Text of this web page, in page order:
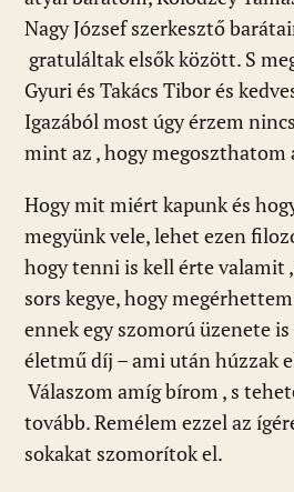
Nagy József szerkesztő
gratuláltak elsők között. S
Gyuri és Takács Tibor és
Igazából most úgy érzem
mint az , hogy megoszthatom
Hogy mit miért kapunk és
megyünk vele, lehet ezen
hogy tenni is kell érte valamit
sors kegye, hogy
ennek egy szomorú üzenete is
életmű díj – ami után húzzak
Válaszom amíg bírom , s
tovább. Remélem ezzel az
sokakat szomorítok el.